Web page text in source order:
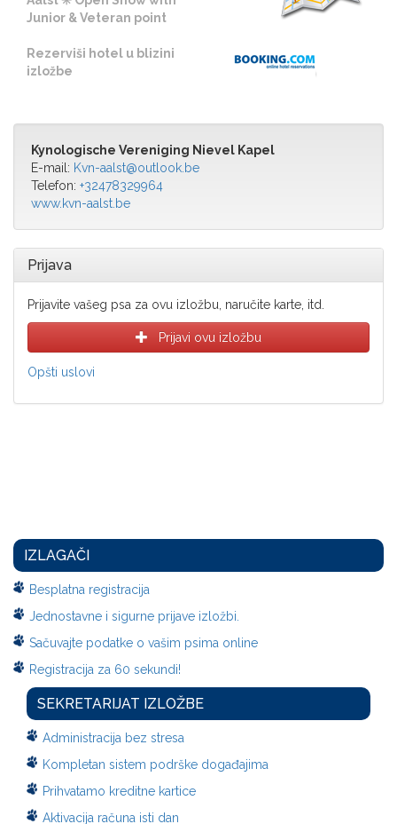
Junior & Veteran point
Rezerviši hotel u blizini
izložbe
Kynologische Vereniging Nievel Kapel
E-mail: Kvn-aalst@outlook.be
Telefon: +32478329964
www.kvn-aalst.be
Prijava
Prijavite vašeg psa za ovu izložbu, naručite karte, itd.
Prijavi ovu izložbu
Opšti uslovi
IZLAGAČI
Besplatna registracija
Jednostavne i sigurne prijave izložbi.
Sačuvajte podatke o vašim psima online
Registracija za 60 sekundi!
SEKRETARIJAT IZLOŽBE
Administracija bez stresa
Kompletan sistem podrške događajima
Prihvatamo kreditne kartice
Aktivacija računa isti dan